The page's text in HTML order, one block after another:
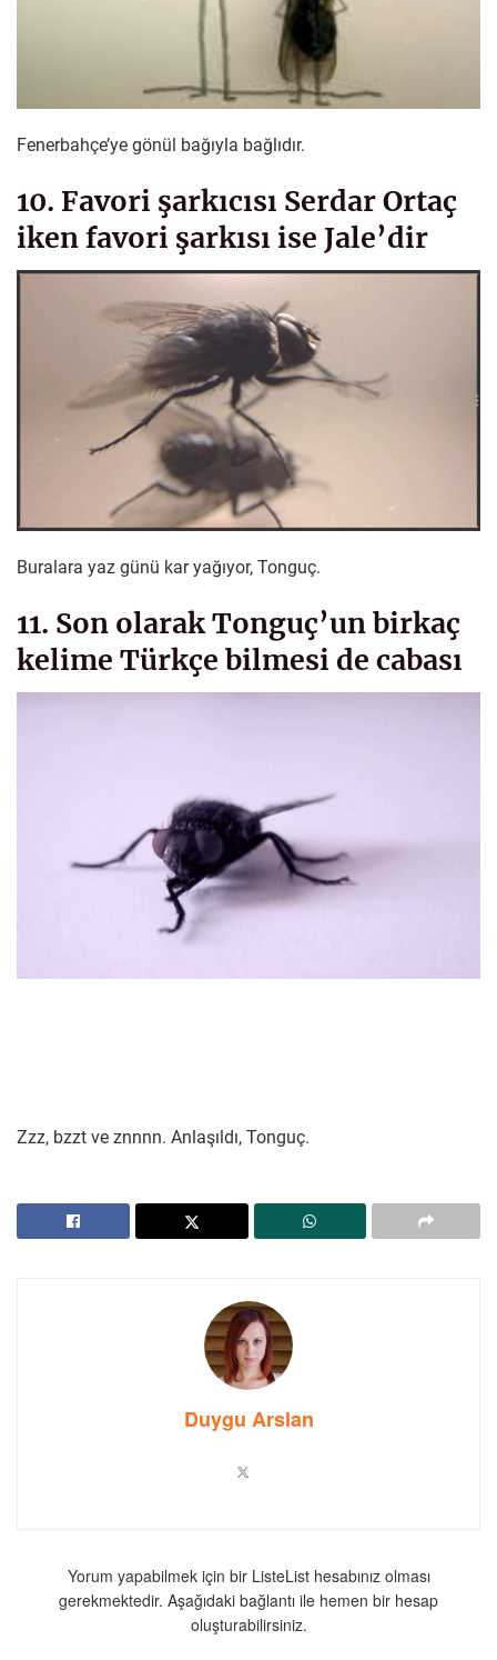
Fenerbahçe’ye gönül bağıyla bağlıdır.
10. Favori şarkıcısı Serdar Ortaç
iken favori şarkısı ise Jale’dir
Buralara yaz günü kar yağıyor, Tonguç.
11. Son olarak Tonguç’un birkaç
kelime Türkçe bilmesi de cabası
Zzz, bzzt ve znnnn. Anlaşıldı, Tonguç.
Duygu Arslan
Yorum yapabilmek için bir ListeList hesabınız olması
gerekmektedir. Aşağıdaki bağlantı ile hemen bir hesap
oluşturabilirsiniz.